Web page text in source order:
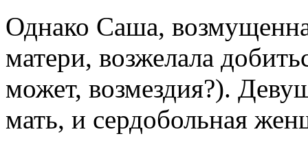
Однако Саша,
матери, возжелала
может, возмездия?).
мать, и сердобольная